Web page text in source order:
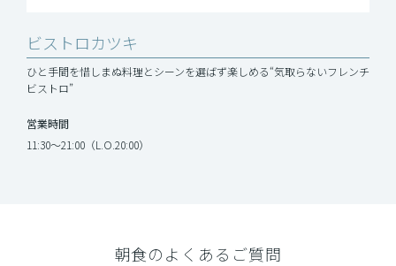
ビストロカツキ
ひと手間を惜しまぬ料理とシーンを選ばず楽しめる“気取らないフレンチ
ビストロ”
営業時間
11:30〜21:00（L.O.20:00）
朝食のよくあるご質問